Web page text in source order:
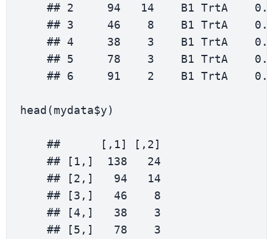
    ##
2 94 14
    B1
TrtA
    ##
3 46 8
    B1
TrtA
    ##
4 38 3
    B1
TrtA
    ##
5 78 3
    B1
TrtA
    ##
6 91 2
    B1
TrtA
head (mydata$y)
    ##
[ , 1] [ , 2]
    ##
[ 1 , ] 138
24
    ##
[2 , ] 94
14
    ##
[3 , ] 46
8
    ##
[4 , ] 38
3
    ##
[5 , ] 78
3